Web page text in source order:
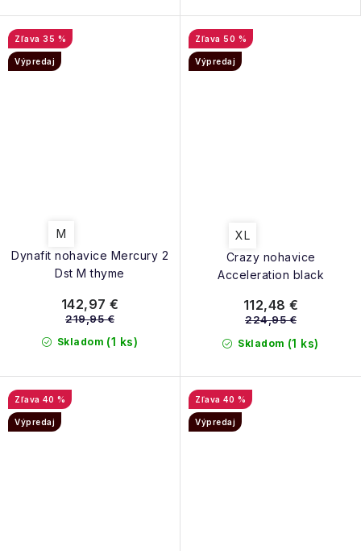
Dynafit nohavice Mercury 2
Dst M thyme
35 %
Výpredaj
M
Skladom (1 ks)
142,97 €
219,95 €
Crazy nohavice
Acceleration black
50 %
Výpredaj
XL
Skladom (1 ks)
112,48 €
224,95 €
40 %
Výpredaj
40 %
Výpredaj